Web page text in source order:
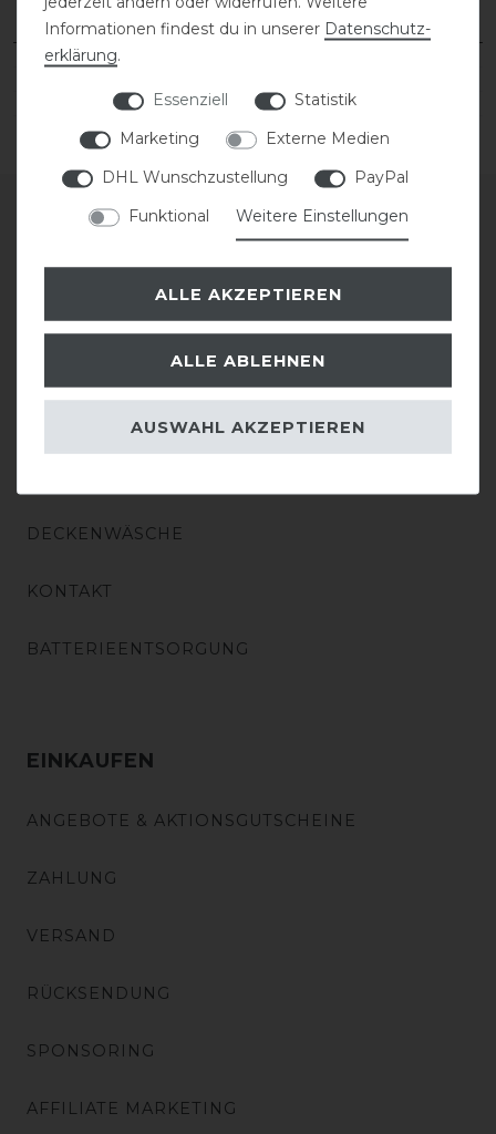
GRÖSSENTABELLE
DECKENWÄSCHE
KONTAKT
BATTERIEENTSORGUNG
EINKAUFEN
ANGEBOTE & AKTIONSGUTSCHEINE
ZAHLUNG
VERSAND
RÜCKSENDUNG
SPONSORING
AFFILIATE MARKETING
Informationen findest du in unserer Daten­schutz­
erklärung.
Essenziell
Statistik
Marketing
Externe Medien
DHL Wunschzustellung
PayPal
Funktional
Weitere Einstellungen
ALLE AKZEPTIEREN
ALLE ABLEHNEN
AUSWAHL AKZEPTIEREN